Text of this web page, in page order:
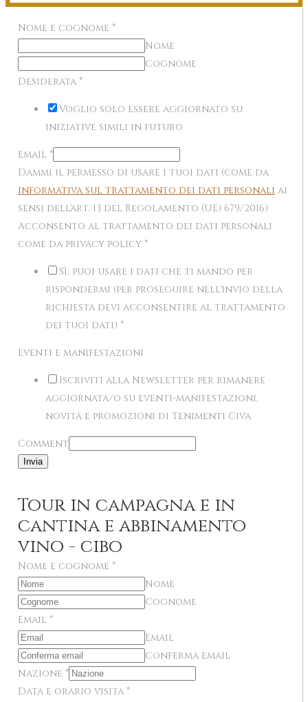
Nome e cognome *
Nome
Cognome
Desiderata *
Voglio solo essere aggiornato su
iniziative simili in futuro
Email *
Dammi il permesso di usare i tuoi dati (come da
informativa sul trattamento dei dati personali ai
sensi dell'art. 13 del Regolamento (UE) 679/2016)
Acconsento al trattamento dei dati personali
come da privacy policy *
Sì, puoi usare i dati che ti mando per
rispondermi (per proseguire nell'invio della
richiesta devi acconsentire al trattamento
dei tuoi dati) *
Eventi e manifestazioni
Iscriviti alla Newsletter per rimanere
aggiornata/o su eventi-manifestazioni,
novità e promozioni di Tenimenti Civa
Comment
Invia
Tour in campagna e in
cantina e abbinamento
vino - cibo
Nome e cognome *
Nome
Cognome
Email *
Email
Conferma email
Nazione *
Data e orario visita *